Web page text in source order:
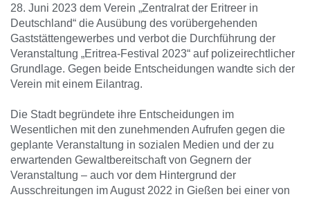
28. Juni 2023 dem Verein „Zentralrat der Eritreer in
Deutschland“ die Ausübung des vorübergehenden
Gaststättengewerbes und verbot die Durchführung der
Veranstaltung „Eritrea-Festival 2023“ auf polizeirechtlicher
Grundlage. Gegen beide Entscheidungen wandte sich der
Verein mit einem Eilantrag.
Die Stadt begründete ihre Entscheidungen im
Wesentlichen mit den zunehmenden Aufrufen gegen die
geplante Veranstaltung in sozialen Medien und der zu
erwartenden Gewaltbereitschaft von Gegnern der
Veranstaltung – auch vor dem Hintergrund der
Ausschreitungen im August 2022 in Gießen bei einer von